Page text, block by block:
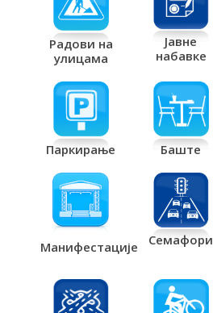
Радови на
улицама
Јавне
набавке
Паркирање Баште
Манифестације Семафори